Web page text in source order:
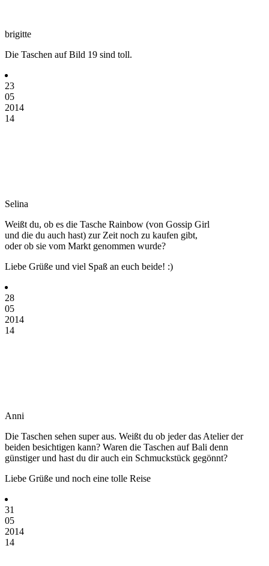
brigitte
Die Taschen auf Bild 19 sind toll.
23
05
2014
14
Selina
Weißt du, ob es die Tasche Rainbow (von Gossip Girl
und die du auch hast) zur Zeit noch zu kaufen gibt,
oder ob sie vom Markt genommen wurde?
Liebe Grüße und viel Spaß an euch beide! :)
28
05
2014
14
Anni
Die Taschen sehen super aus. Weißt du ob jeder das Atelier der
beiden besichtigen kann? Waren die Taschen auf Bali denn
günstiger und hast du dir auch ein Schmuckstück gegönnt?
Liebe Grüße und noch eine tolle Reise
31
05
2014
14